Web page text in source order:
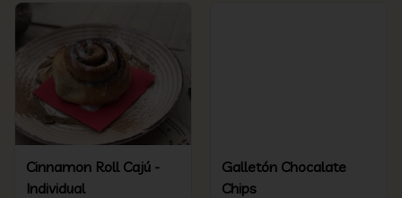
Cinnamon Roll Cajú -
Individual
Galletón Chocalate
Chips